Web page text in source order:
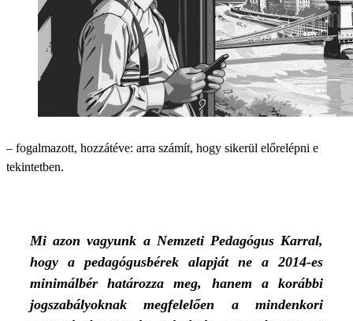
– fogalmazott, hozzátéve: arra számít, hogy sikerül előrelépni e
tekintetben.
Mi azon vagyunk a Nemzeti Pedagógus Karral,
hogy a pedagógusbérek alapját ne a 2014-es
minimálbér határozza meg, hanem a korábbi
jogszabályoknak megfelelően a mindenkori